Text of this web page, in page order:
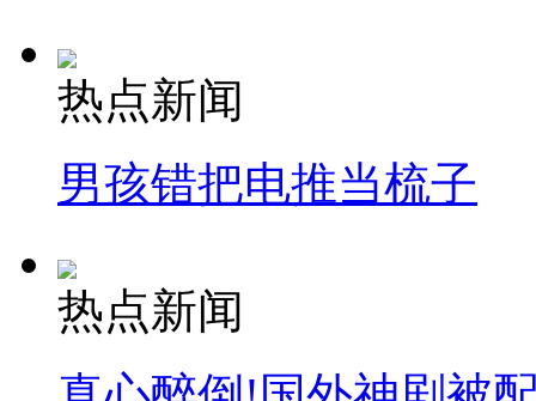
热点新闻
男孩错把电推当梳子
热点新闻